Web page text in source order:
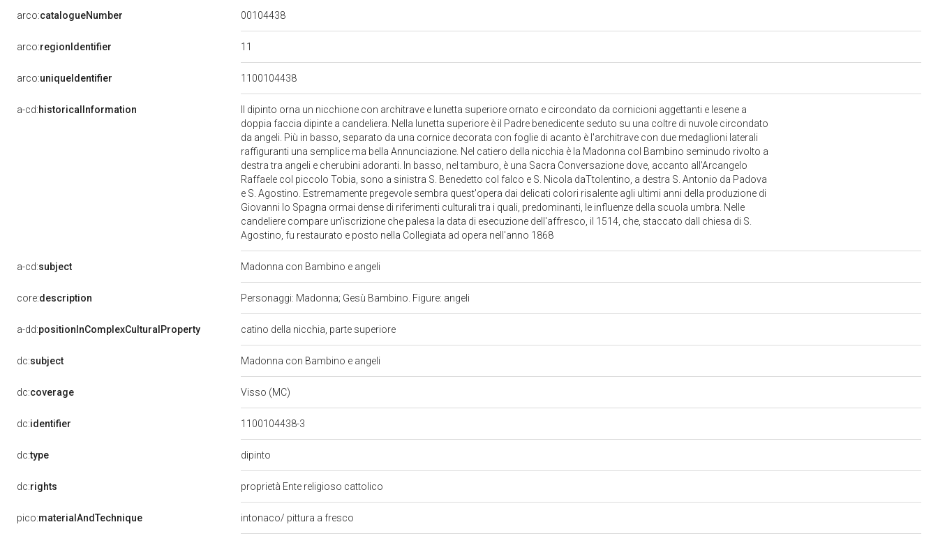
arco:catalogueNumber 00104438
arco:regionIdentifier 11
arco:uniqueIdentifier 1100104438
a-cd:historicalInformation
Il dipinto orna un nicchione con architrave e lunetta superiore ornato e circondato da cornicioni aggettanti e lesene a
doppia faccia dipinte a candeliera. Nella lunetta superiore è il Padre benedicente seduto su una coltre di nuvole circondato
da angeli. Più in basso, separato da una cornice decorata con foglie di acanto è l'architrave con due medaglioni laterali
raffiguranti una semplice ma bella Annunciazione. Nel catiero della nicchia è la Madonna col Bambino seminudo rivolto a
destra tra angeli e cherubini adoranti. In basso, nel tamburo, è una Sacra Conversazione dove, accanto all'Arcangelo
Raffaele col piccolo Tobia, sono a sinistra S. Benedetto col falco e S. Nicola daTtolentino, a destra S. Antonio da Padova
e S. Agostino. Estremamente pregevole sembra quest'opera dai delicati colori risalente agli ultimi anni della produzione di
Giovanni lo Spagna ormai dense di riferimenti culturali tra i quali, predominanti, le influenze della scuola umbra. Nelle
candeliere compare un'iscrizione che palesa la data di esecuzione dell'affresco, il 1514, che, staccato dall chiesa di S.
Agostino, fu restaurato e posto nella Collegiata ad opera nell'anno 1868
a-cd:subject Madonna con Bambino e angeli
core:description Personaggi: Madonna; Gesù Bambino. Figure: angeli
a-dd:positionInComplexCulturalProperty catino della nicchia, parte superiore
dc:subject Madonna con Bambino e angeli
dc:coverage Visso (MC)
dc:identifier 1100104438-3
dc:type dipinto
dc:rights proprietà Ente religioso cattolico
pico:materialAndTechnique intonaco/ pittura a fresco